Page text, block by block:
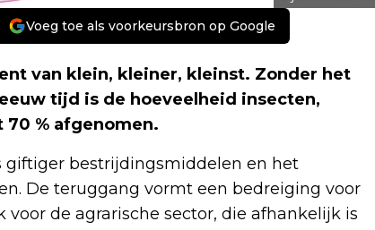
Voeg toe als voorkeursbron op Google
van klein, kleiner, kleinst. Zonder het
tijd is de hoeveelheid insecten,
% afgenomen.
giftiger bestrijdingsmiddelen en het
De teruggang vormt een bedreiging voor
de agrarische sector, die afhankelijk is